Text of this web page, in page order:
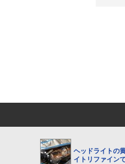
ヘッドライトの
イトリファイン